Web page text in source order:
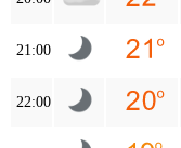
21:00
22:00